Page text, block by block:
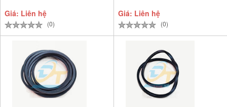
Giá: Liên hệ
(0)
Giá: Liên hệ
(0)